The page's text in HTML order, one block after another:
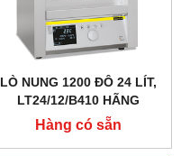
LÒ NUNG 1200 ĐÔ 24 LÍT,
LT24/12/B410 HÃNG
NABERTHERM - ĐỨC
Hàng có sẵn